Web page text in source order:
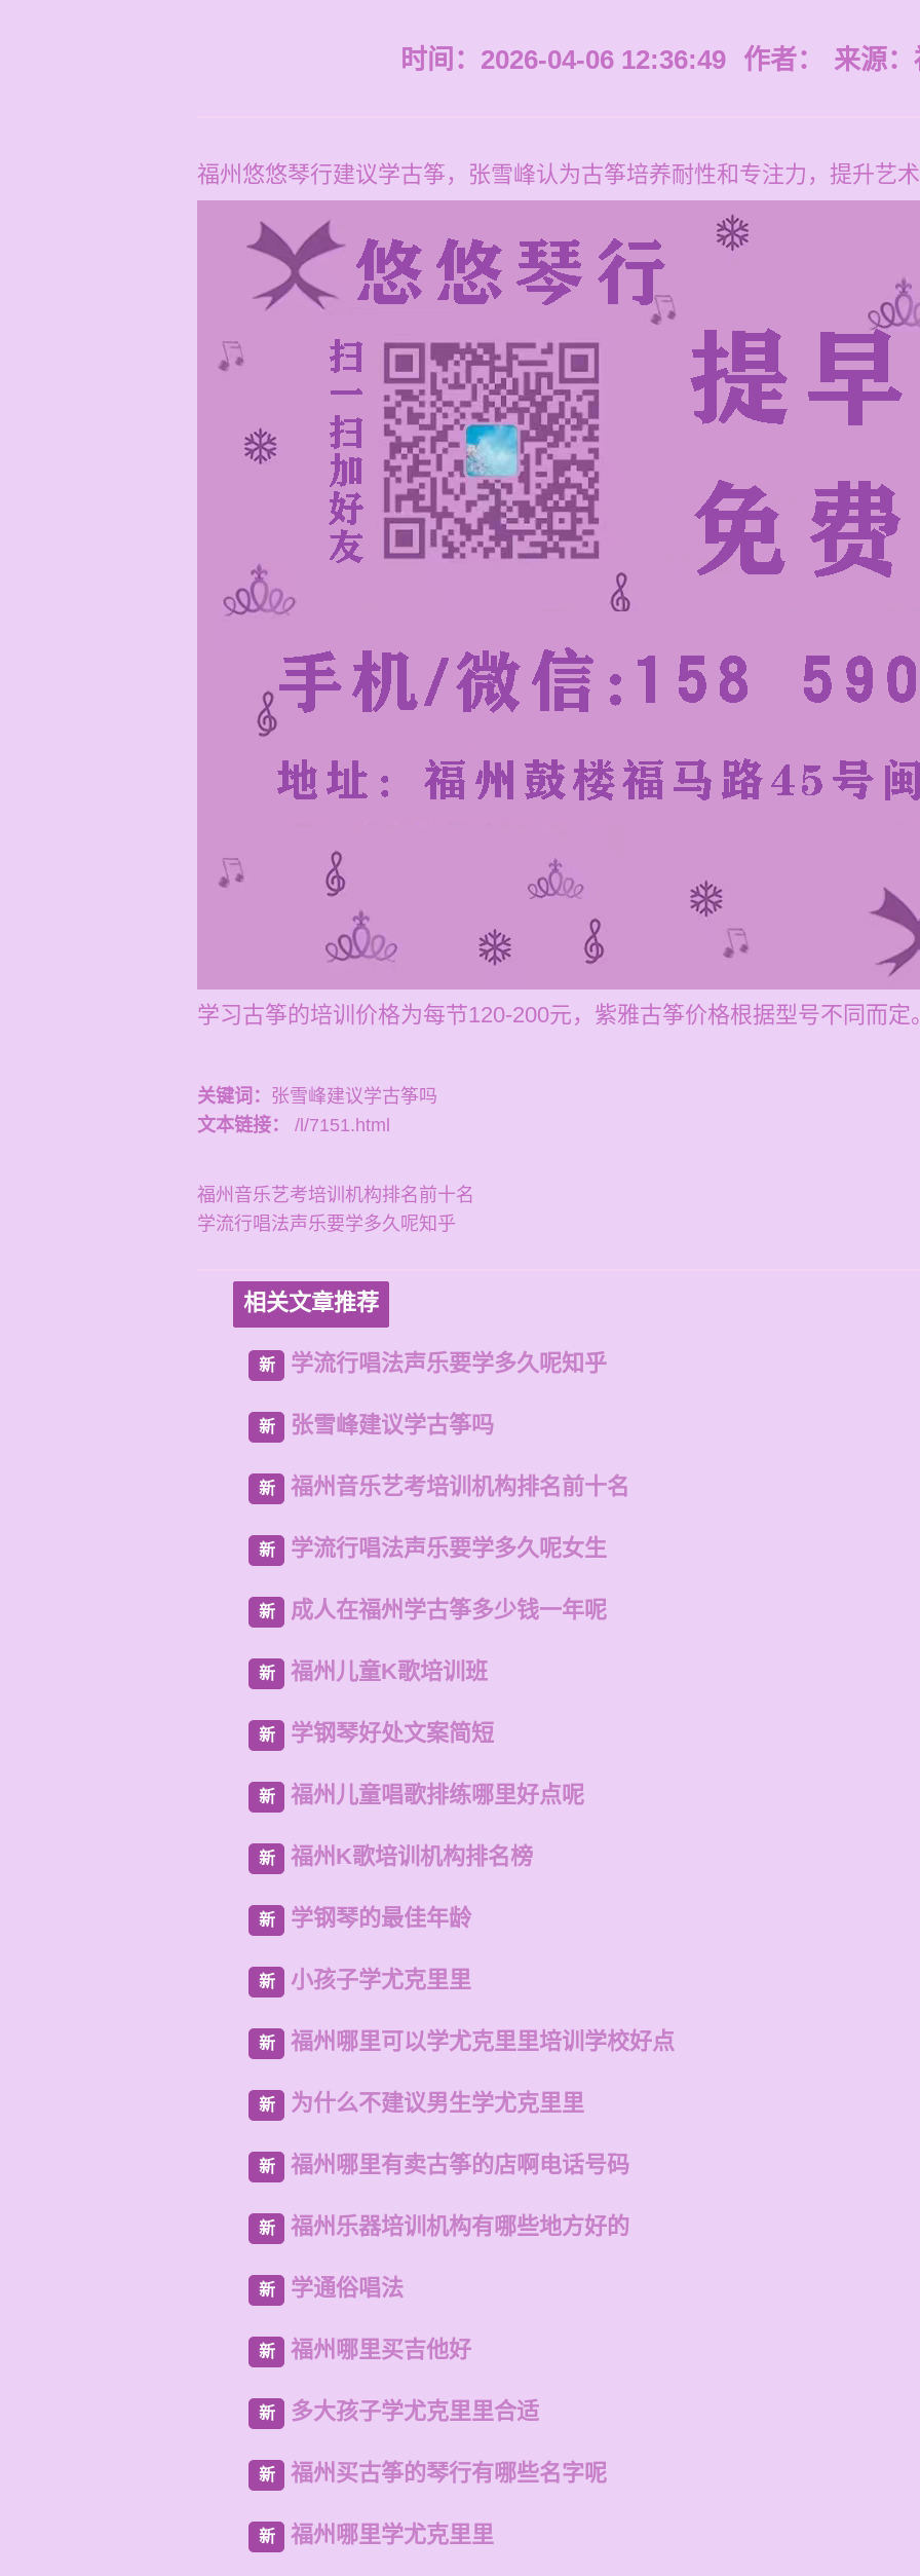
时间：2026-04-06 12:36:49 作者： 来源：
福州悠悠琴行建议学古筝，张雪峰认为古筝培养耐性和专注力，提升艺
学习古筝的培训价格为每节120-200元，紫雅古筝价格根据型号不同而定
关键词： 张雪峰建议学古筝吗
文本链接：
/l/7151.html
福州音乐艺考培训机构排名前十名
学流行唱法声乐要学多久呢知乎
相关文章推荐
新 学流行唱法声乐要学多久呢知乎
新 张雪峰建议学古筝吗
新 福州音乐艺考培训机构排名前十名
新 学流行唱法声乐要学多久呢女生
新 成人在福州学古筝多少钱一年呢
新 福州儿童K歌培训班
新 学钢琴好处文案简短
新 福州儿童唱歌排练哪里好点呢
新 福州K歌培训机构排名榜
新 学钢琴的最佳年龄
新 小孩子学尤克里里
新 福州哪里可以学尤克里里培训学校好点
新 为什么不建议男生学尤克里里
新 福州哪里有卖古筝的店啊电话号码
新 福州乐器培训机构有哪些地方好的
新 学通俗唱法
新 福州哪里买吉他好
新 多大孩子学尤克里里合适
新 福州买古筝的琴行有哪些名字呢
新 福州哪里学尤克里里